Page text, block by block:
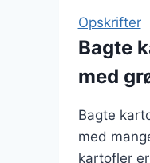
Opskrifter
Bagte
med
Bagte
med
kartofler